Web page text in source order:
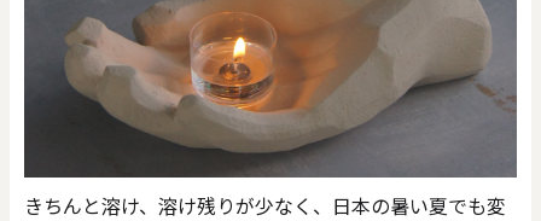
きちんと溶け、溶け残りが少なく、日本の暑い夏でも変